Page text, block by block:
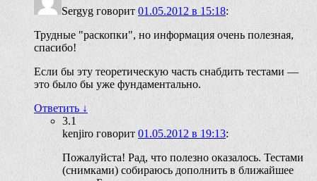
Sergyg говорит 01.05.2012 в 15:18:
Трудные "раскопки", но информация очень полезная,
спасибо!
Если бы эту теоретическую часть снабдить тестами —
это было бы уже фундаментально.
Ответить ↓
3.1
kenjiro говорит 01.05.2012 в 19:13:
Пожалуйста! Рад, что полезно оказалось. Тестами
(снимками) собираюсь дополнить в ближайшее